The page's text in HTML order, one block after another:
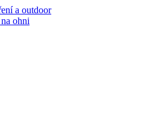
a outdoor
ohni